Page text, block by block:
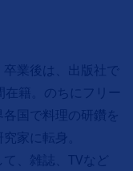
業後は、出版社で
在籍。のちにフリー
国で料理の研鑽を
家に転身。
、雑誌、TVなど